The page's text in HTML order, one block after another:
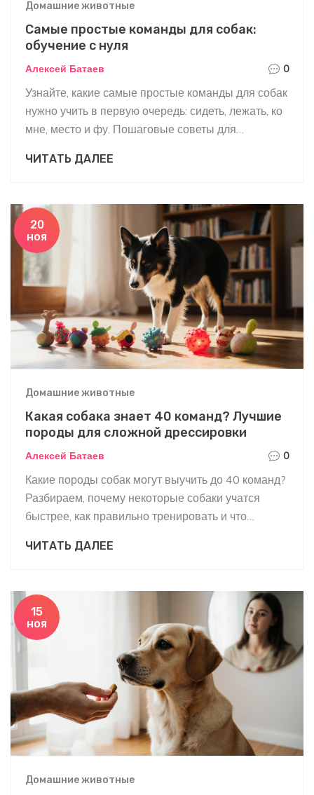
Домашние животные
Самые простые команды для собак:
обучение с нуля
Алексей Батаев 0
Узнайте, какие самые простые команды для собак
нужно учить в первую очередь: сидеть, лежать, ко
мне, место и фу. Пошаговые советы для
стресса при дрессировке.
ЧИТАТЬ ДАЛЕЕ
20
ноя
Домашние животные
Какая собака знает 40 команд? Лучшие
породы для сложной дрессировки
Алексей Батаев 0
Какие породы собак могут выучить до 40 команд?
Разбираем, почему некоторые собаки учатся
быстрее, как правильно тренировать и что
собака для сложной дрессировки.
ЧИТАТЬ ДАЛЕЕ
15
ноя
Домашние животные